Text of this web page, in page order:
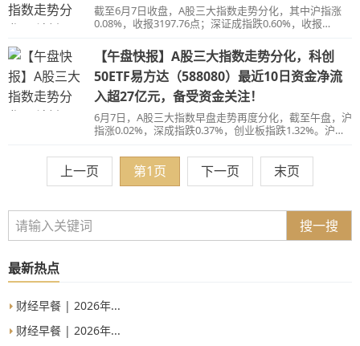
截至6月7日收盘，A股三大指数走势分化，其中沪指涨
0.08%，收报3197.76点；深证成指跌0.60%，收报
今年以来新低。
【午盘快报】A股三大指数走势分化，科创
50ETF易方达（588080）最近10日资金净流
入超27亿元，备受资金关注！
6月7日，A股三大指数早盘走势再度分化，截至午盘，沪
指涨0.02%，深成指跌0.37%，创业板指跌1.32%。沪深
两市超2600只个股上涨。
上一页 第1页 下一页 末页
搜一搜
最新热点
财经早餐 | 2026年...
财经早餐 | 2026年...